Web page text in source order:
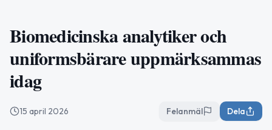
Biomedicinska analytiker och
uniformsbärare uppmärksammas
idag
15 april 2026 Felanmäl Dela